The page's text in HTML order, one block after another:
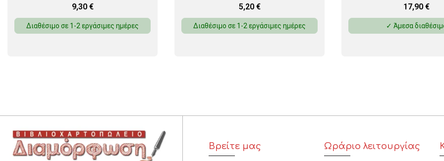
9,30 €
Διαθέσιμο σε 1-2 εργάσιμες ημέρες
5,20 €
Διαθέσιμο σε 1-2 εργάσιμες ημέρες
17,90 €
✓ Άμεσα
Βρείτε μας Ωράριο λειτουργίας